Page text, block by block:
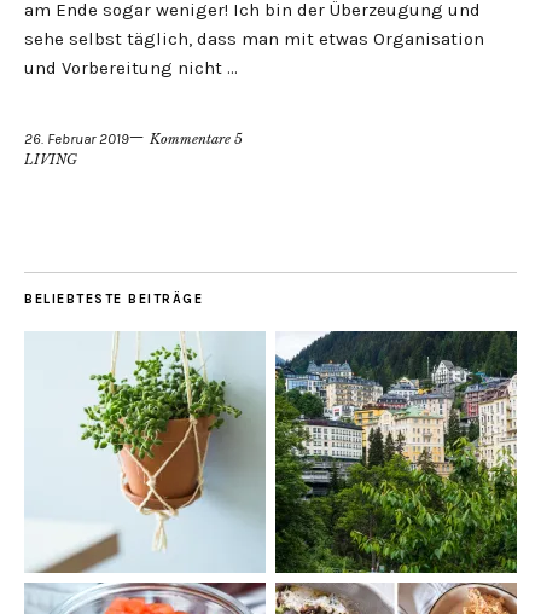
am Ende sogar weniger! Ich bin der Überzeugung und
sehe selbst täglich, dass man mit etwas Organisation
und Vorbereitung nicht …
26. Februar 2019
Kommentare 5
LIVING
BELIEBTESTE BEITRÄGE